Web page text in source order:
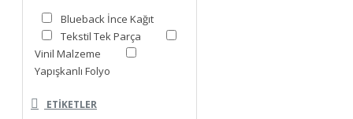
Blueback İnce Kağıt
Tekstil Tek Parça
Vinil Malzeme
Yapışkanlı Folyo
ETIKETLER